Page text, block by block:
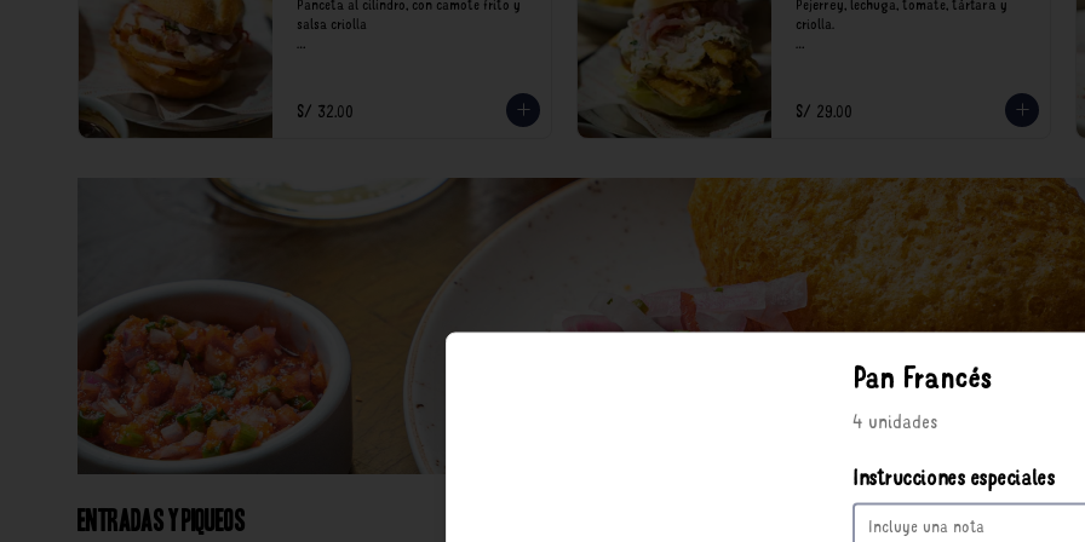
Panceta al cilindro, con camote frito y
salsa criolla
recargo al consumo.
S/ 32.00
Pejerrey, lechuga, tomate, tártara y
criolla.
recargo al consumo.
S/ 29.00
Entradas y Piqueos
Pan Francés
4 unidades
Instrucciones especiales